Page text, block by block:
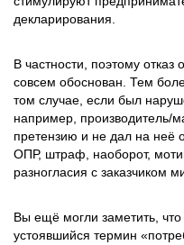
декларирования.
В частности, поэтому
совсем обоснован. Тем
том случае, если был
например, производитель/
претензию и не дал на неё
ОПР, штраф, наоборот,
разногласия с заказчиком
Вы ещё могли заметить,
устоявшийся термин